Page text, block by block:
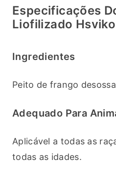
Especificações
Liofilizado Hsviko
Ingredientes
Peito de frango
Adequado Para
Aplicável a todas as
todas as idades.